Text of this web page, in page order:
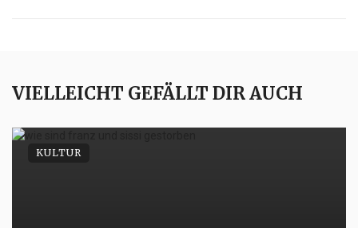
VIELLEICHT GEFÄLLT DIR AUCH
KULTUR